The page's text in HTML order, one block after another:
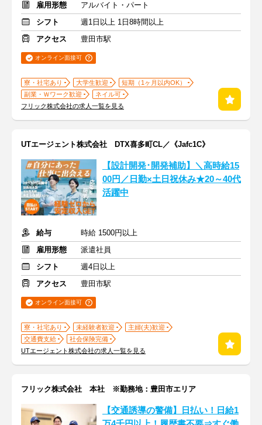
雇用形態
アルバイト・パート
シフト
週1日以上 1日8時間以上
アクセス
豊田市駅
オンライン面接可
寮・社宅あり 大学生歓迎
短期（1ヶ月以内OK）
副業・Ｗワーク歓迎
ネイル可
フリック株式会社の求人一覧を見る
UTエージェント株式会社 DTX喜多町CL／《Jafc1C》
【設計開発･開発補助】＼高時給15
00円／日勤×土日祝休み★20～40代
活躍中
給与
時給 1500円以上
雇用形態
派遣社員
シフト
週4日以上
アクセス
豊田市駅
オンライン面接可
寮・社宅あり 未経験者歓迎
主婦(夫)歓迎
交通費支給
社会保険完備
UTエージェント株式会社の求人一覧を見る
フリック株式会社 本社 ※勤務地：豊田市エリア
【交通誘導の警備】日払い！日給1